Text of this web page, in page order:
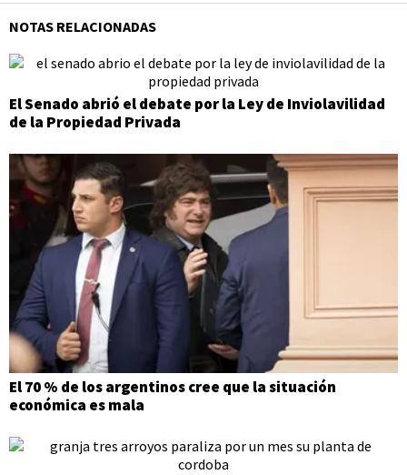
NOTAS RELACIONADAS
El Senado abrió el debate por la Ley de Inviolavilidad
de la Propiedad Privada
El 70 % de los argentinos cree que la situación
económica es mala